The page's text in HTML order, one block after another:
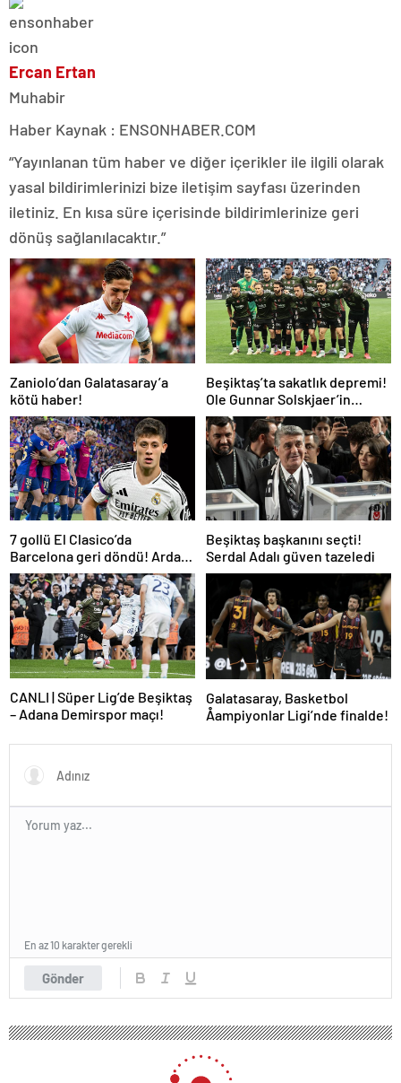
Ercan Ertan
Muhabir
Haber Kaynak : ENSONHABER.COM
“Yayınlanan tüm haber ve diğer içerikler ile ilgili olarak
yasal bildirimlerinizi bize iletişim sayfası üzerinden
iletiniz. En kısa süre içerisinde bildirimlerinize geri
dönüş sağlanılacaktır.”
Zaniolo’dan Galatasaray’a
kötü haber!
Beşiktaş’ta sakatlık depremi!
Ole Gunnar Solskjaer’in
tepkisi dikkat çekti
7 gollü El Clasico’da
Barcelona geri döndü! Arda
oynadı, Mbappe yetmedi
Beşiktaş başkanını seçti!
Serdal Adalı güven tazeledi
CANLI | Süper Lig’de Beşiktaş
– Adana Demirspor maçı!
Galatasaray, Basketbol
Åampiyonlar Ligi’nde finalde!
Gönder
En az 10 karakter gerekli